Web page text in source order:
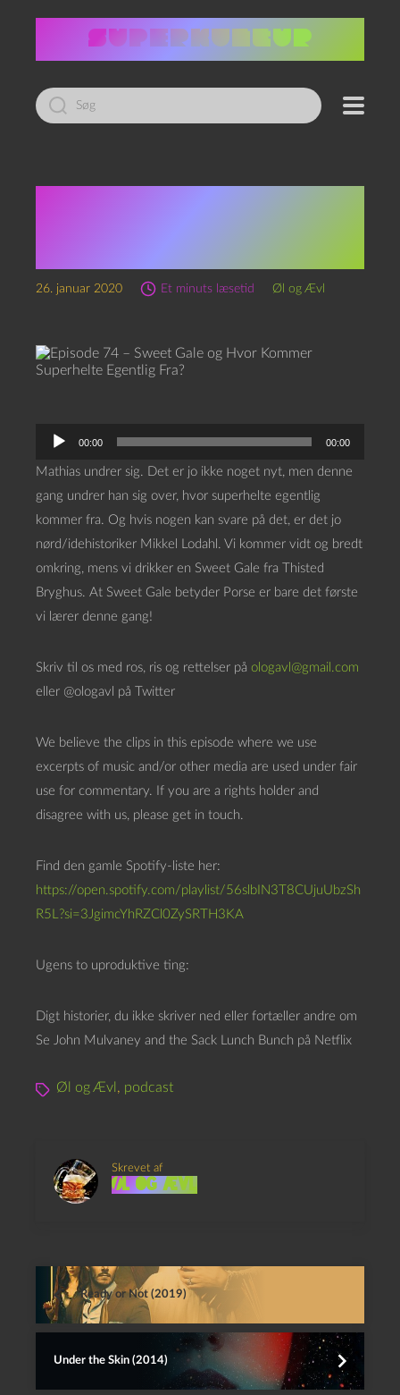
Led
efter:
26. januar 2020 Et minuts læsetid Øl og Ævl
00:00 00:00
Mathias undrer sig. Det er jo ikke noget nyt, men denne
gang undrer han sig over, hvor superhelte egentlig
kommer fra. Og hvis nogen kan svare på det, er det jo
nørd/idehistoriker Mikkel Lodahl. Vi kommer vidt og bredt
omkring, mens vi drikker en Sweet Gale fra Thisted
Bryghus. At Sweet Gale betyder Porse er bare det første
vi lærer denne gang!
Skriv til os med ros, ris og rettelser på ologavl@gmail.com
eller @ologavl på Twitter
We believe the clips in this episode where we use
excerpts of music and/or other media are used under fair
use for commentary. If you are a rights holder and
disagree with us, please get in touch.
Find den gamle Spotify-liste her:
https://open.spotify.com/playlist/56slbIN3T8CUjuUbzSh
R5L?si=3JgimcYhRZCl0ZySRTH3KA
Ugens to uproduktive ting:
Digt historier, du ikke skriver ned eller fortæller andre om
Se John Mulvaney and the Sack Lunch Bunch på Netflix
Øl og Ævl , podcast
Skrevet af
Øl og Ævl
Ready or Not (2019)
Under the Skin (2014)